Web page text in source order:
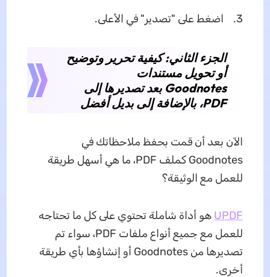
3. اضغط على "تصدير" في الأعلى.
الجزء الثاني: كيفية تحرير وتوضيح
أو تحويل مستندات
Goodnotes بعد تصديرها إلى
PDF، بالإضافة إلى بديل أفضل
الآن بعد أن قمت بحفظ ملاحظاتك في
Goodnotes كملف PDF، ما هي أسهل طريقة
للعمل مع الوثيقة؟
UPDF هو أداة شاملة تحتوي على كل ما تحتاجه
للعمل مع جميع أنواع ملفات PDF، سواء تم
تصديرها من Goodnotes أو إنشاؤها بأي طريقة
أخرى.